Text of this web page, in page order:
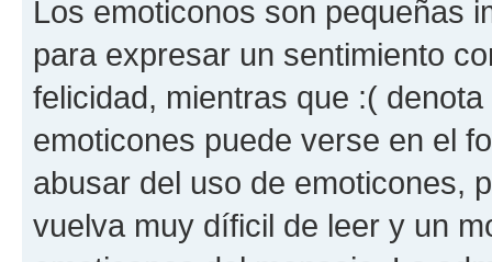
Los emoticonos son pequeñas
para expresar un sentimiento
felicidad, mientras que :(
emoticones puede verse en el
abusar del uso de emoticones,
vuelva muy díficil de leer y un